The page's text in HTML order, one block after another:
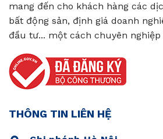
mang đến cho khách hàng các
bất động sản, định giá doanh
đầu tư... một cách chuyên
THÔNG TIN LIÊN HỆ